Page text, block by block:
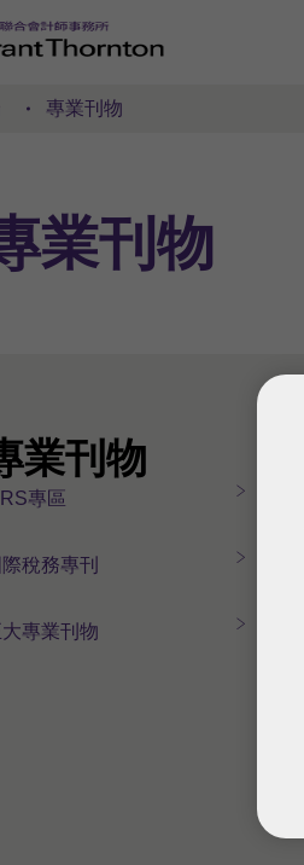
專業刊物
業刊物
業刊物
專區
I
R
際稅務專刊
國
稅
專業刊物
正